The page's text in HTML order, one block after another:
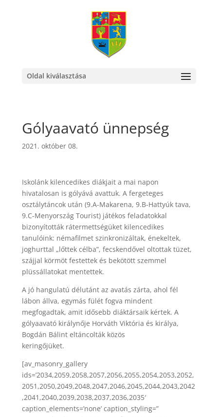
Oldal kiválasztása
Gólyaavató ünnepség
2021. október 08.
Iskolánk kilencedikes diákjait a mai napon
hivatalosan is gólyává avattuk. A fergeteges
osztálytáncok után (9.A-Makarena, 9.B-Hattyúk tava,
9.C-Menyország Tourist) játékos feladatokkal
bizonyították rátermettségüket kilencedikes
tanulóink: némafilmet szinkronizáltak, énekeltek,
joghurttal „lőttek célba”, fecskendővel oltottak tüzet,
szájjal körmöt festettek és bekötött szemmel
plüssállatokat mentettek.
A jó hangulatú délutánt az avatás zárta, ahol fél
lábon állva, egymás fülét fogva mindent
megfogadtak, amit idősebb diáktársaik kértek. A
gólyaavató királynője Horváth Viktória és királya,
Bogdán Bálint eltáncolták közös
keringőjüket.
[av_masonry_gallery
ids=’2034,2059,2058,2057,2056,2055,2054,2053,2052,
2051,2050,2049,2048,2047,2046,2045,2044,2043,2042
,2041,2040,2039,2038,2037,2036,2035′
caption_elements=’none’ caption_styling=”